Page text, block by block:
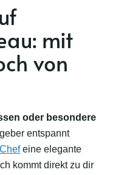
mit
von
oder besondere
entspannt
eine elegante
kommt direkt zu dir